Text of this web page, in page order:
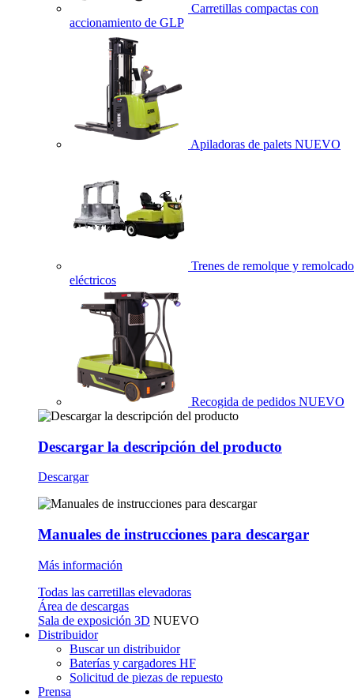
Carretillas compactas con
accionamiento de GLP
Apiladoras de palets NUEVO
Trenes de remolque y
eléctricos
Recogida de pedidos NUEVO
Descargar la descripción del producto
Descargar
Manuales de instrucciones para descargar
Más información
Todas las carretillas elevadoras
Área de descargas
Sala de exposición 3D NUEVO
Distribuidor
Buscar un distribuidor
Baterías y cargadores HF
Solicitud de piezas de repuesto
Prensa